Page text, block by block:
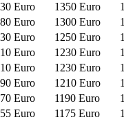
Euro 1350 Euro
Euro 1300 Euro
Euro 1250 Euro
Euro 1230 Euro
Euro 1230 Euro
Euro 1210 Euro
Euro 1190 Euro
Euro 1175 Euro